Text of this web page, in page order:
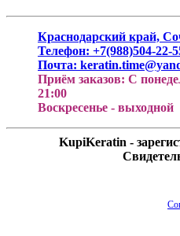
Краснодарский край,
Телефон: +7(988)504-22-
Почта:
Приём заказов: С
21:00
Воскресенье - выходной
KupiKeratin -